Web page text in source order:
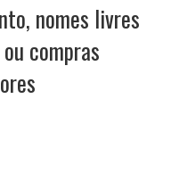
nomes livres
compras